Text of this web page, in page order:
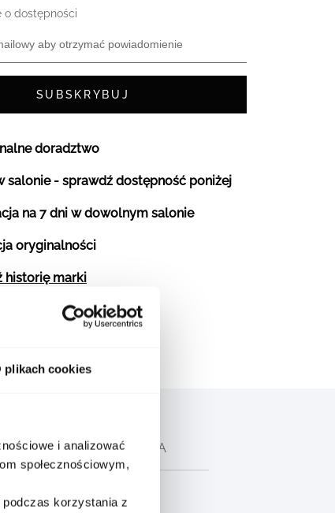
plikach cookies
i analizować
społecznościowym,
korzystania z
o dostępności
SUBSKRYBUJ
doradztwo
salonie - sprawdź dostępność poniżej
na 7 dni w dowolnym salonie
oryginalności
historię marki
OPIS PRODUCENTA